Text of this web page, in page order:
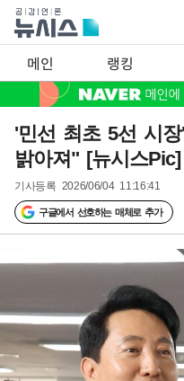
메인 랭킹
'민선 최초 5선 시
밝아져" [뉴시스Pic]
기사등록 2026/06/04 11:16:41
구글에서 선호하는 매체로 추가